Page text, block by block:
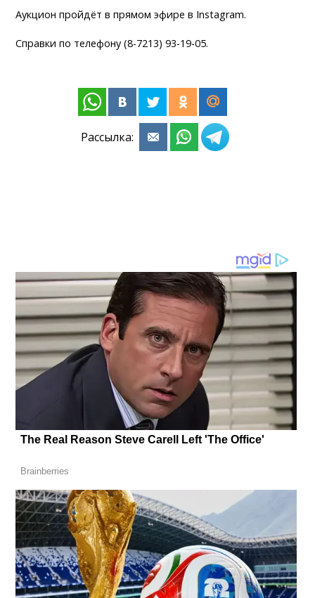
Аукцион пройдёт в прямом эфире в Instagram.
Справки по телефону (8-7213) 93-19-05.
Рассылка: